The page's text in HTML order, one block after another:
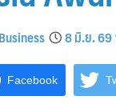
Business 8 มิ.ย. 69
Facebook